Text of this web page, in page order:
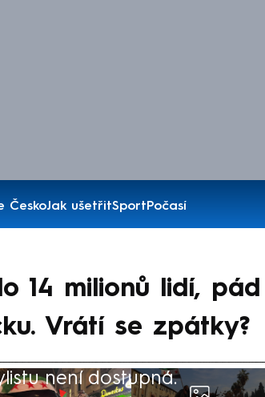
ČeskoJak ušetřitSportPočasí
14 milionů lidí, pád
Vrátí se zpátky?
není dostupná.